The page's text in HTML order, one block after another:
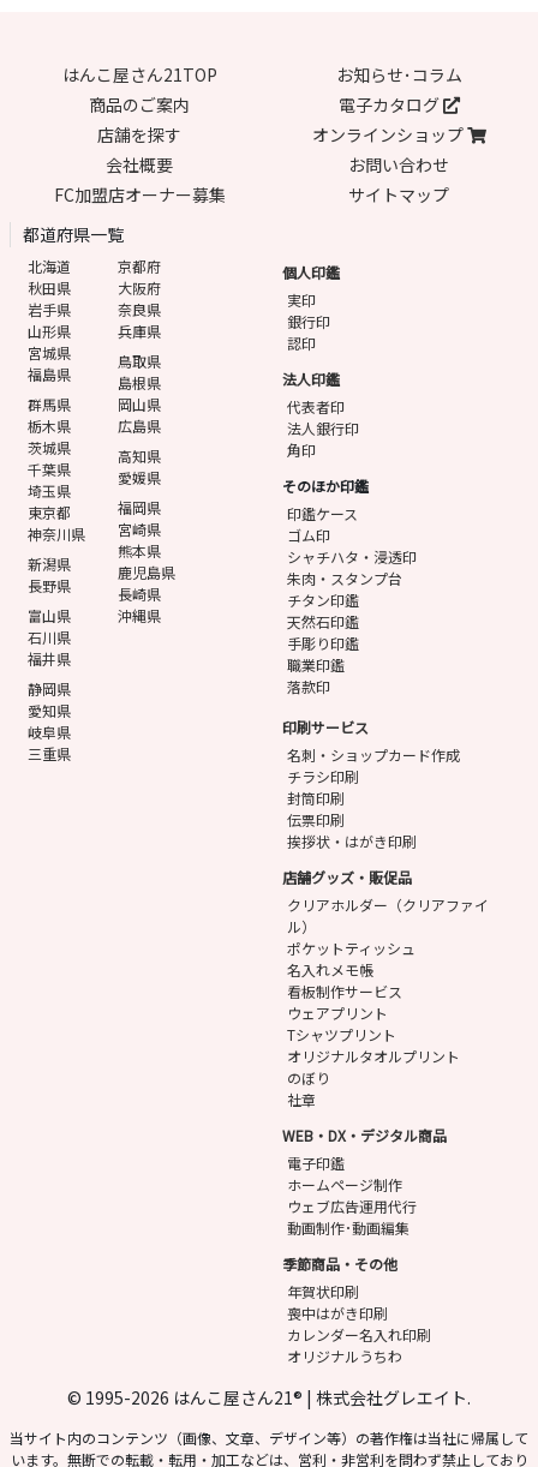
はんこ屋さん21TOP
お知らせ･コラム
商品のご案内
電子カタログ
店舗を探す
オンラインショップ
会社概要
お問い合わせ
FC加盟店オーナー募集
サイトマップ
都道府県一覧
北海道
秋田県
岩手県
山形県
宮城県
福島県
群馬県
栃木県
茨城県
千葉県
埼玉県
東京都
神奈川県
新潟県
長野県
富山県
石川県
福井県
静岡県
愛知県
岐阜県
三重県
京都府
大阪府
奈良県
兵庫県
鳥取県
島根県
岡山県
広島県
高知県
愛媛県
福岡県
宮崎県
熊本県
鹿児島県
長崎県
沖縄県
個人印鑑
実印
銀行印
認印
法人印鑑
代表者印
法人銀行印
角印
そのほか印鑑
印鑑ケース
ゴム印
シャチハタ・浸透印
朱肉・スタンプ台
チタン印鑑
天然石印鑑
手彫り印鑑
職業印鑑
落款印
印刷サービス
名刺・ショップカード作成
チラシ印刷
封筒印刷
伝票印刷
挨拶状・はがき印刷
店舗グッズ・販促品
クリアホルダー（クリアファイ
ル）
ポケットティッシュ
名入れメモ帳
看板制作サービス
ウェアプリント
Tシャツプリント
オリジナルタオルプリント
のぼり
社章
WEB・DX・デジタル商品
電子印鑑
ホームページ制作
ウェブ広告運用代行
動画制作･動画編集
季節商品・その他
年賀状印刷
喪中はがき印刷
カレンダー名入れ印刷
オリジナルうちわ
© 1995-2026 はんこ屋さん21® | 株式会社グレエイト.
当サイト内のコンテンツ（画像、文章、デザイン等）の著作権は当社に帰属して
います。無断での転載・転用・加工などは、営利・非営利を問わず禁止しており